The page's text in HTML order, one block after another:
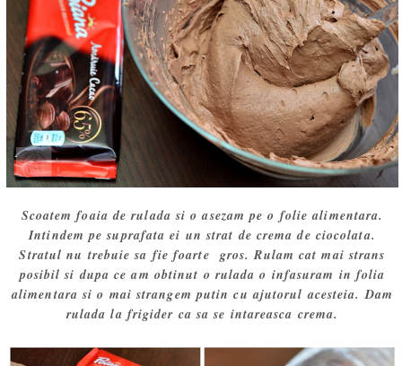
Scoatem foaia de rulada si o asezam pe o folie alimentara.
Intindem pe suprafata ei un strat de crema de ciocolata.
Stratul nu trebuie sa fie foarte gros. Rulam cat mai strans
posibil si dupa ce am obtinut o rulada o infasuram in folia
alimentara si o mai strangem putin cu ajutorul acesteia. Dam
rulada la frigider ca sa se intareasca crema.